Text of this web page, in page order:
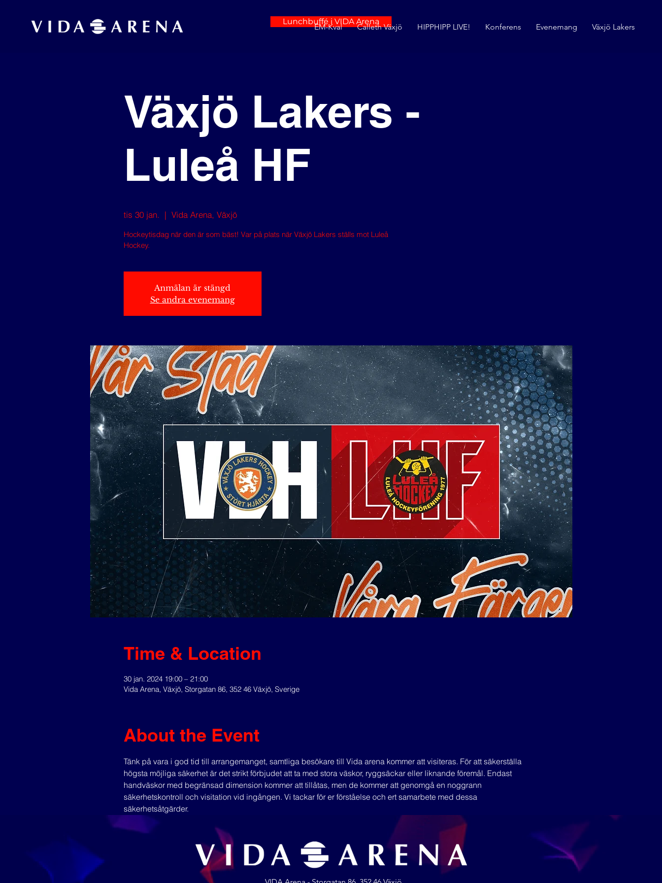
EM-Kval Calleth Växjö HIPPHIPP LIVE! Konferens Evenemang Växjö Lakers
Lunchbuffé i VIDA Arena
Växjö Lakers -
Luleå HF
tis 30 jan.
  |
Vida Arena, Växjö
Hockeytisdag när den är som bäst! Var på plats när Växjö Lakers ställs mot Luleå
Hockey.
Anmälan är stängd
Se andra evenemang
Time & Location
30 jan. 2024 19:00 – 21:00
Vida Arena, Växjö, Storgatan 86, 352 46 Växjö, Sverige
About the Event
Tänk på vara i god tid till arrangemanget, samtliga besökare till Vida arena kommer att visiteras. För att säkerställa
högsta möjliga säkerhet är det strikt förbjudet att ta med stora väskor, ryggsäckar eller liknande föremål. Endast
handväskor med begränsad dimension kommer att tillåtas, men de kommer att genomgå en noggrann
säkerhetskontroll och visitation vid ingången. Vi tackar för er förståelse och ert samarbete med dessa
säkerhetsåtgärder.